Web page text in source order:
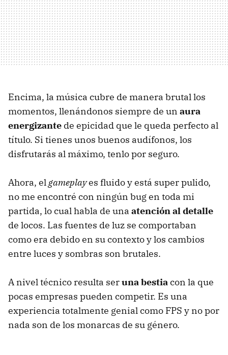
Encima, la música cubre de manera brutal los
momentos, llenándonos siempre de un aura
energizante de epicidad que le queda perfecto al
título. Si tienes unos buenos audífonos, los
disfrutarás al máximo, tenlo por seguro.
Ahora, elgameplayes fluido y está super pulido,
no me encontré con ningún bug en toda mi
partida, lo cual habla de una atención al detalle
de locos. Las fuentes de luz se comportaban
como era debido en su contexto y los cambios
entre luces y sombras son brutales.
A nivel técnico resulta seruna bestiacon la que
pocas empresas pueden competir. Es una
experiencia totalmente genial como FPS y no por
nada son de los monarcas de su género.